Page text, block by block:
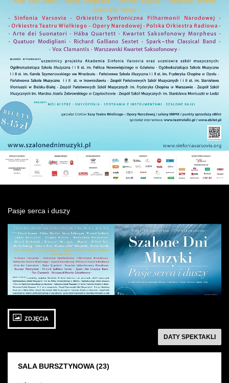
Wynajem kostiumów
Wynajem rekwizytów
Fundusze unijne
Dotacje celowe
Pasje serca i duszy
Zobacz
zdjęcie: Szalone
Dni
Muzyki:
Artyści
Zobacz
zdjęcie: Szalone
Dni
Muzyki
następnyDATY SPEKTAKLI
ZDJĘCIA
SALA BURSZTYNOWA (23)